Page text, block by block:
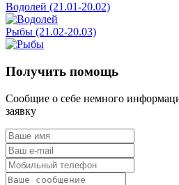
Водолей (21.01-20.02)
Рыбы (21.02-20.03)
Получить помощь
Сообщие о себе немного
заявку